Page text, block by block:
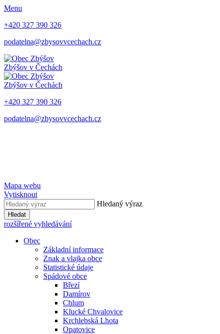
Menu
+420 327 390 326
podatelna@zbysovvcechach.cz
Zbýšov v Čechách
Zbýšov v Čechách
+420 327 390 326
podatelna@zbysovvcechach.cz
Mapa webu
Vytisknout
Hledaný výraz
Hledat
rozšířené vyhledávání
Obec
Základní informace
Znak a vlajka obce
Statistické údaje
Spádové obce
Březí
Damírov
Chlum
Klucké Chvalovice
Krchlebská Lhota
Opatovice